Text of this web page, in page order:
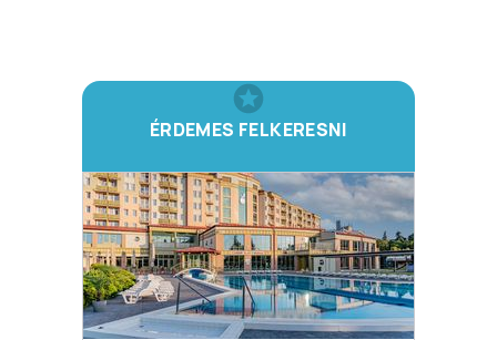
ÉRDEMES FELKERESNI